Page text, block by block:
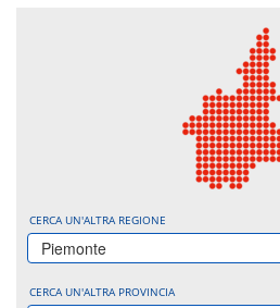
CERCA UN'ALTRA REGIONE
Piemonte
CERCA UN'ALTRA PROVINCIA